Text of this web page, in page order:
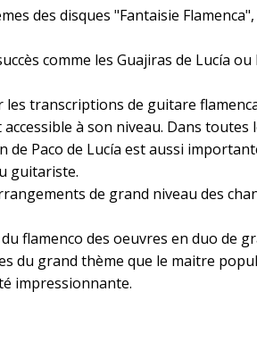
des disques "Fantaisie
comme les Guajiras de Lucía
transcriptions de guitare
à son niveau. Dans
Paco de Lucía est aussi
guitariste.
de grand niveau des
flamenco des oeuvres en duo de
du grand thème que le maitre
impressionnante.